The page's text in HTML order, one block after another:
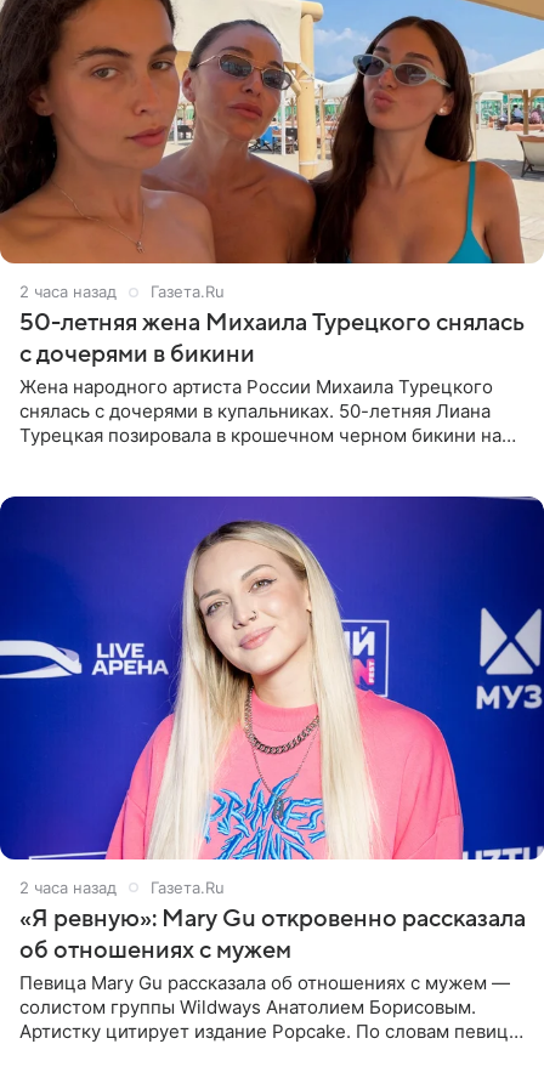
2 часа назад Газета.Ru
50-летняя жена Михаила Турецкого снялась
с дочерями в бикини
Жена народного артиста России Михаила Турецкого
снялась с дочерями в купальниках. 50-летняя Лиана
Турецкая позировала в крошечном черном бикини на
2 часа назад Газета.Ru
«Я ревную»: Mary Gu откровенно рассказала
об отношениях с мужем
Певица Mary Gu рассказала об отношениях с мужем —
солистом группы Wildways Анатолием Борисовым.
Артистку цитирует издание Popcake. По словам певицы,